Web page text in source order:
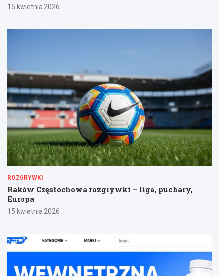
15 kwietnia 2026
ROZGRYWKI
Raków Częstochowa rozgrywki – liga, puchary,
Europa
15 kwietnia 2026